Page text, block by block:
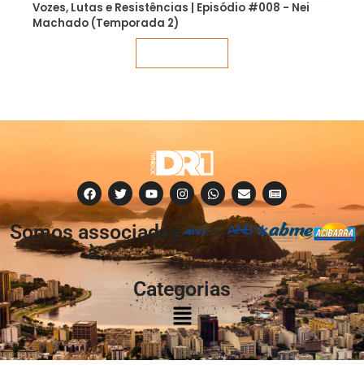
Vozes, Lutas e Resistências | Episódio #008 - Nei
Machado (Temporada 2)
Somos associados
à:
Categorias